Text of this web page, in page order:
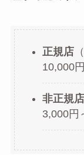
正規店
10,000
非正規店
3,000円